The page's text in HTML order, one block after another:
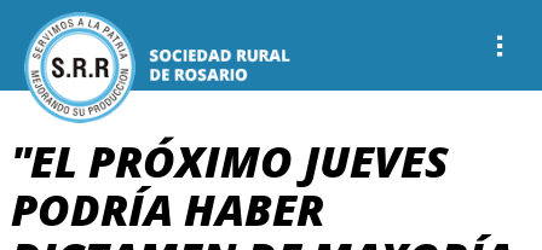
"EL PRÓXIMO JUEVES
PODRÍA HABER